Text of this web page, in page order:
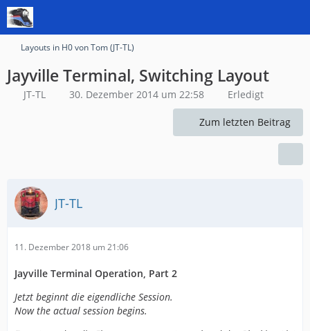
Layouts in H0 von Tom (JT-TL)
Jayville Terminal, Switching Layout
JT-TL 30. Dezember 2014 um 22:58 Erledigt
Zum letzten Beitrag
JT-TL
11. Dezember 2018 um 21:06
Jayville Terminal Operation, Part 2
Jetzt beginnt die eigendliche Session.
Now the actual session begins.